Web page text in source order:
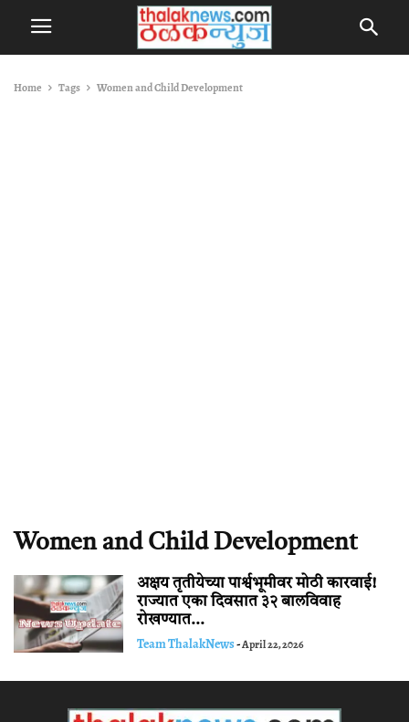
Home Tags Women and Child Development
Women and Child Development
अक्षय तृतीयेच्या पार्श्वभूमीवर मोठी कारवाई!
राज्यात एका दिवसात ३२ बालविवाह
रोखण्यात...
Team ThalakNews-April 22, 2026